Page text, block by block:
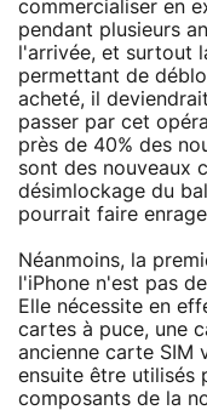
commercialiser en
pendant plusieurs
l'arrivée, et surtout
permettant de
acheté, il
passer par cet
près de 40% des
sont des nouveaux
désimlockage du
pourrait faire
Néanmoins, la
l'iPhone n'est pas
Elle nécessite en
cartes à puce, une
ancienne carte SIM
ensuite être utilisés
composants de la